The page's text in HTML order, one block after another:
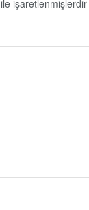
ile işaretlenmişlerdir